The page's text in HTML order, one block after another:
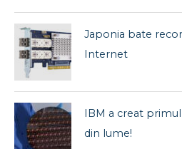
Japonia bate
Internet
IBM a creat
din lume!